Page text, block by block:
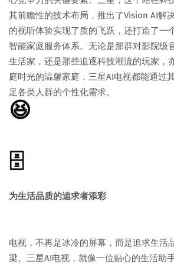
其前瞻性的技术布局，推出了Vision AI解
的视听体验实现了质的飞跃，还打造了一
智能家庭服务体系。无论是那群对影院级
生活家，还是那些追逐科技潮流的玩家，
庭时光的温馨家庭，三星AI电视都能通过
足各类人群的个性化需求。
😆
🗄️
为生活品质的追求者添彩
电视，不再是冰冷的屏幕，而是追求生活
梁。三星AI电视，就像一位贴心的生活助